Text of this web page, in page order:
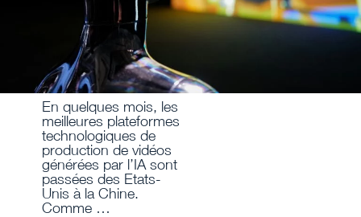
En quelques mois, les
meilleures plateformes
technologiques de
production de vidéos
générées par l’IA sont
passées des Etats-
Unis à la Chine.
Comme …